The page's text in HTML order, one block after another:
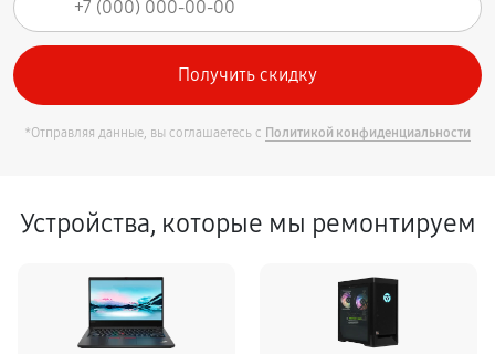
*Отправляя данные, вы соглашаетесь с Политикой конфиденциальности
Устройства, которые мы ремонтируем